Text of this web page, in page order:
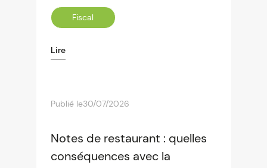
Fiscal
Lire
Publié le30/07/2026
Notes de restaurant : quelles
conséquences avec la